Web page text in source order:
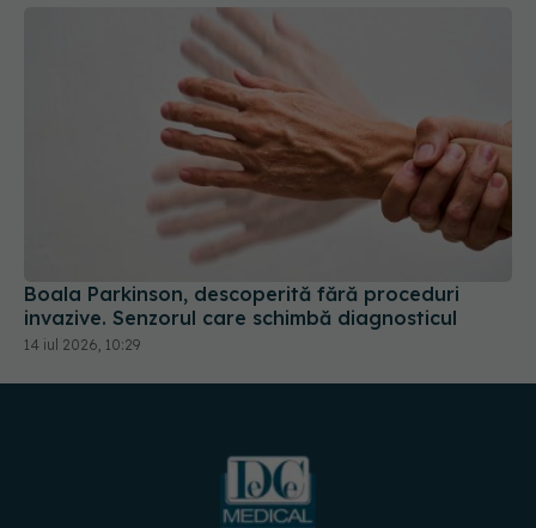
Boala Parkinson, descoperită fără proceduri
invazive. Senzorul care schimbă diagnosticul
14 iul 2026, 10:29